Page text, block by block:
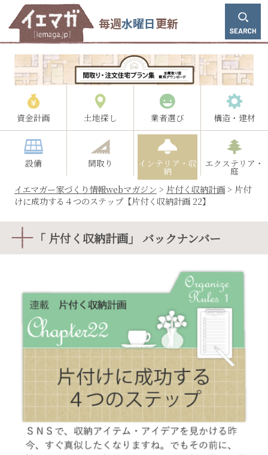
毎週水曜日更新
資金計画 土地探し 業者選び 構造・建材
設備 間取り インテリア・収
納
エクステリア・
庭
イエマガー家づくり情報webマガジン > 片付く収納計画> 片付
けに成功する４つのステップ【片付く収納計画 22】
「 片付く収納計画」 バックナンバー